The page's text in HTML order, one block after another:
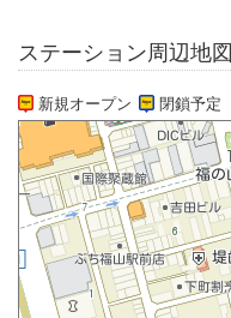
ステーション周辺地図
新規オープン 閉鎖予定